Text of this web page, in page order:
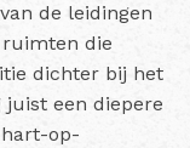
de leidingen
die
dichter bij het
een diepere
op-